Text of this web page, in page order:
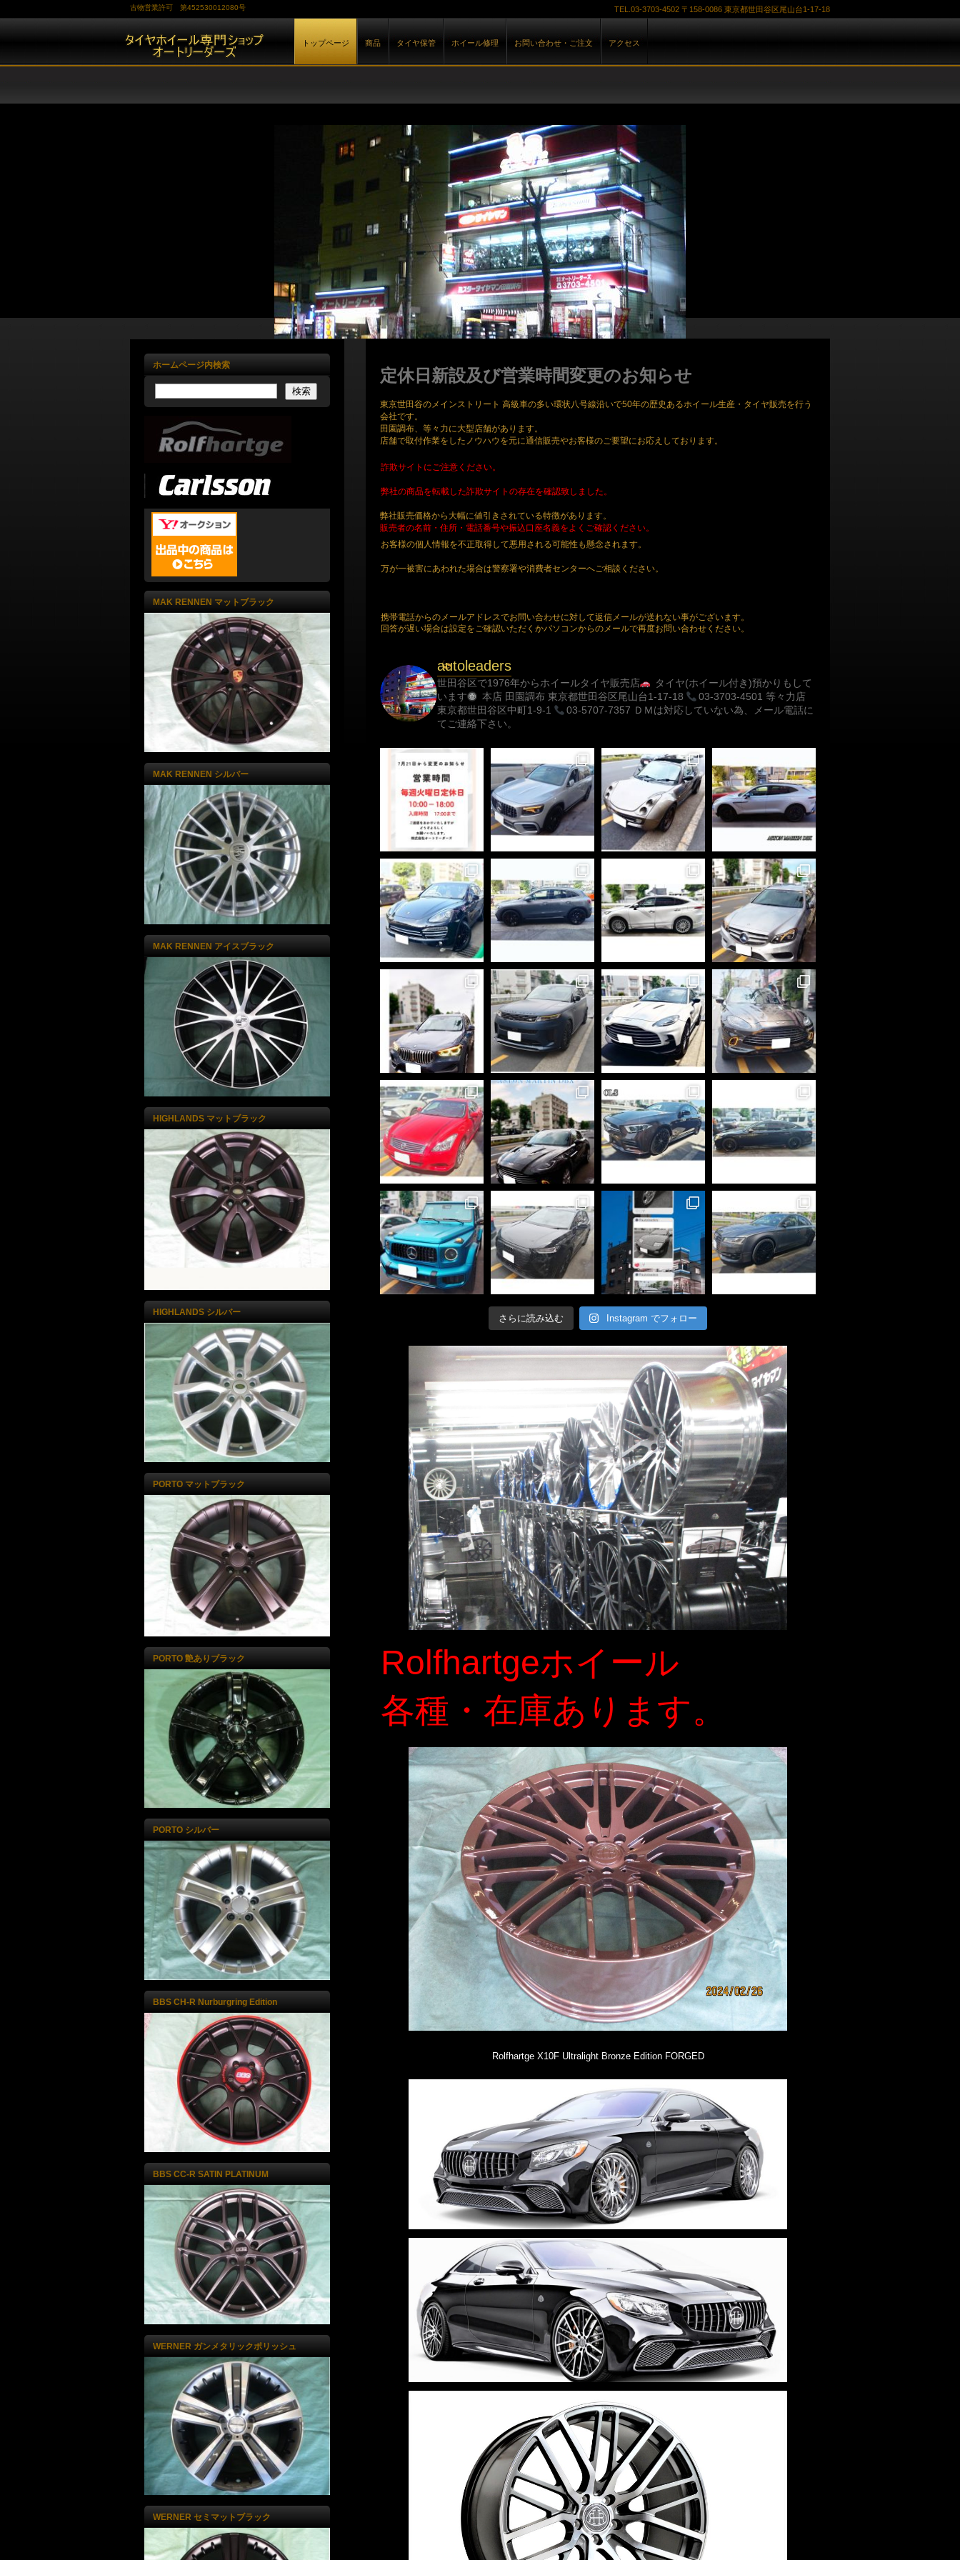
古物営業許可 第452530012080号 TEL. 03-3703-4502 〒158-0086 東京都世田谷区尾山台1-17-18
トップページ 商品 タイヤ保管 ホイール修理 お問い合わせ・ご注文 アクセス
定休日新設及び営業時間変更のお知らせ
東京世田谷のメインストリート 高級車の多い環状八号線沿いで50年の歴史あるホイール生産・タイヤ販売を行う
会社です。
田園調布、等々力に大型店舗があります。
店舗で取付作業をしたノウハウを元に通信販売やお客様のご要望にお応えしております。
詐欺サイトにご注意ください。
弊社の商品を転載した詐欺サイトの存在を確認致しました。
弊社販売価格から大幅に値引きされている特徴があります。
販売者の名前・住所・電話番号や振込口座名義をよくご確認ください。
お客様の個人情報を不正取得して悪用される可能性も懸念されます。
万が一被害にあわれた場合は警察署や消費者センターへご相談ください。
携帯電話からのメールアドレスでお問い合わせに対して返信メールが送れない事がございます。
回答が遅い場合は設定をご確認いただくかパソコンからのメールで再度お問い合わせください。
autoleaders
世田谷区で1976年からホイールタイヤ販売店
タイヤ(ホイール付き)預かりもして
います
本店 田園調布 東京都世田谷区尾山台1-17-18 03-3703-4501 等々力店
東京都世田谷区中町1-9-1
03-5707-7357 ＤＭは対応していない為、メール電話に
てご連絡下さい。
さらに読み込む Instagram でフォロー
Rolfhartgeホイール
各種・在庫あります。
Rolfhartge X10F Ultralight Bronze Edition FORGED
ホームページ内検索
MAK RENNEN マットブラック
MAK RENNEN シルバー
MAK RENNEN アイスブラック
HIGHLANDS マットブラック
HIGHLANDS シルバー
PORTO マットブラック
PORTO 艶ありブラック
PORTO シルバー
BBS CH-R Nurburgring Edition
BBS CC-R SATIN PLATINUM
WERNER ガンメタリックポリッシュ
WERNER セミマットブラック